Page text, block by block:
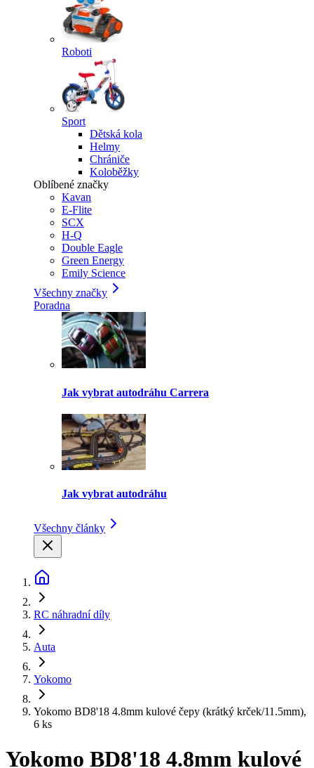
Roboti
Sport
Dětská kola
Helmy
Chrániče
Koloběžky
Oblíbené značky
Kavan
E-Flite
SCX
H-Q
Double Eagle
Green Energy
Emily Science
Všechny značky
Poradna
Jak vybrat autodráhu Carrera
Jak vybrat autodráhu
Všechny články
RC náhradní díly
Auta
Yokomo
Yokomo BD8'18 4.8mm kulové čepy (krátký krček/11.5mm),
6 ks
Yokomo BD8'18 4.8mm kulové